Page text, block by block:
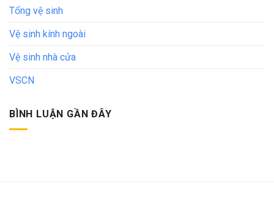
Tổng vệ sinh
Vệ sinh kính ngoài
Vệ sinh nhà cửa
VSCN
BÌNH LUẬN GẦN ĐÂY